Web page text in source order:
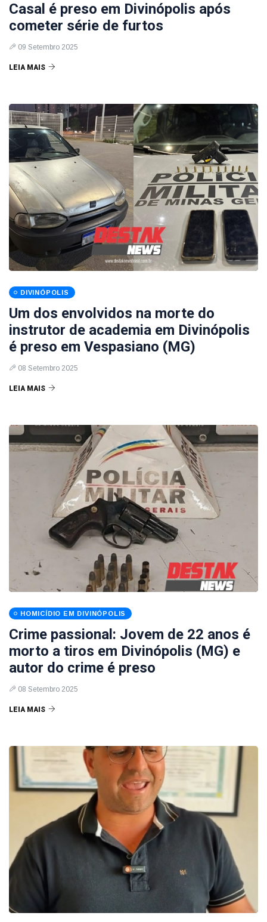
Casal é preso em Divinópolis após
cometer série de furtos
09 Setembro 2025
LEIA MAIS
DIVINÓPOLIS
Um dos envolvidos na morte do
instrutor de academia em Divinópolis
é preso em Vespasiano (MG)
08 Setembro 2025
LEIA MAIS
HOMICÍDIO EM DIVINÓPOLIS
Crime passional: Jovem de 22 anos é
morto a tiros em Divinópolis (MG) e
autor do crime é preso
08 Setembro 2025
LEIA MAIS